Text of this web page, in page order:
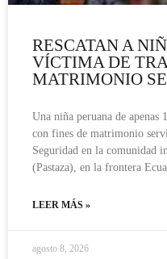
RESCATAN A
VÍCTIMA DE
MATRIMONIO
Una niña peruana de apenas
con fines de matrimonio
Seguridad en la comunidad
(Pastaza), en la frontera
LEER MÁS »
agosto 8, 2026